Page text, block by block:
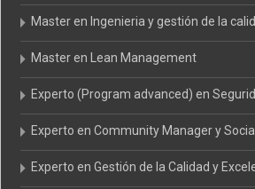
Master en Ingenieria y gestión de la
Master en Lean Management
Experto (Program advanced) en
Experto en Community Manager y
Experto en Gestión de la Calidad y